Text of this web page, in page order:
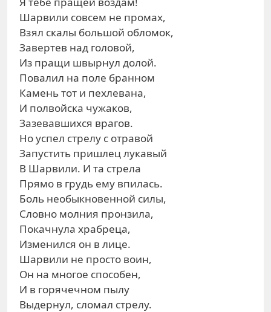
Шарвили совсем не промах,
Взял скалы большой обломок,
Завертев над головой,
Из пращи швырнул долой.
Повалил на поле бранном
Камень тот и пехлевана,
И полвойска чужаков,
Зазевавшихся врагов.
Но успел стрелу с отравой
Запустить пришлец лукавый
В Шарвили. И та стрела
Прямо в грудь ему впилась.
Боль необыкновенной силы,
Словно молния пронзила,
Покачнула храбреца,
Изменился он в лице.
Шарвили не просто воин,
Он на многое способен,
И в горячечном пылу
Выдернул, сломал стрелу.